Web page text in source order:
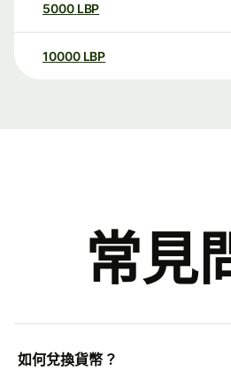
5000 LBP
10000 LBP
常見
如何兌換貨幣？